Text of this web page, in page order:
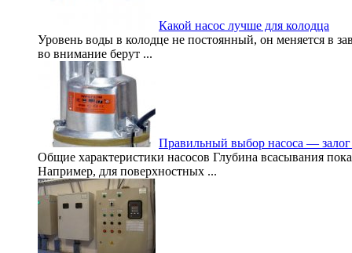
Какой насос лучше для колодца
Уровень воды в колодце не постоянный, он меняется в
во внимание берут ...
Правильный выбор насоса — залог
Общие характеристики насосов Глубина всасывания
Например, для поверхностных ...